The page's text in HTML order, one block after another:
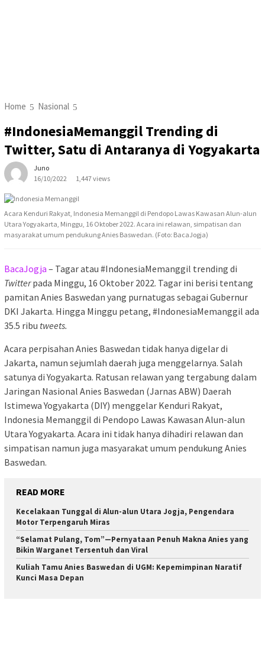
Home Nasional
#IndonesiaMemanggil Trending di
Twitter, Satu di Antaranya di Yogyakarta
Juno
16/10/2022
1,447 views
Acara Kenduri Rakyat, Indonesia Memanggil di Pendopo Lawas Kawasan Alun-alun
Utara Yogyakarta, Minggu, 16 Oktober 2022. Acara ini relawan, simpatisan dan
masyarakat umum pendukung Anies Baswedan. (Foto: BacaJogja)
BacaJogja – Tagar atau #IndonesiaMemanggil trending di
Twitterpada Minggu, 16 Oktober 2022. Tagar ini berisi tentang
pamitan Anies Baswedan yang purnatugas sebagai Gubernur
DKI Jakarta. Hingga Minggu petang, #IndonesiaMemanggil ada
35.5 ribu tweets.
Acara perpisahan Anies Baswedan tidak hanya digelar di
Jakarta, namun sejumlah daerah juga menggelarnya. Salah
satunya di Yogyakarta. Ratusan relawan yang tergabung dalam
Jaringan Nasional Anies Baswedan (Jarnas ABW) Daerah
Istimewa Yogyakarta (DIY) menggelar Kenduri Rakyat,
Indonesia Memanggil di Pendopo Lawas Kawasan Alun-alun
Utara Yogyakarta. Acara ini tidak hanya dihadiri relawan dan
simpatisan namun juga masyarakat umum pendukung Anies
Baswedan.
READ MORE
Kecelakaan Tunggal di Alun-alun Utara Jogja, Pengendara
Motor Terpengaruh Miras
“Selamat Pulang, Tom”—Pernyataan Penuh Makna Anies yang
Bikin Warganet Tersentuh dan Viral
Kuliah Tamu Anies Baswedan di UGM: Kepemimpinan Naratif
Kunci Masa Depan